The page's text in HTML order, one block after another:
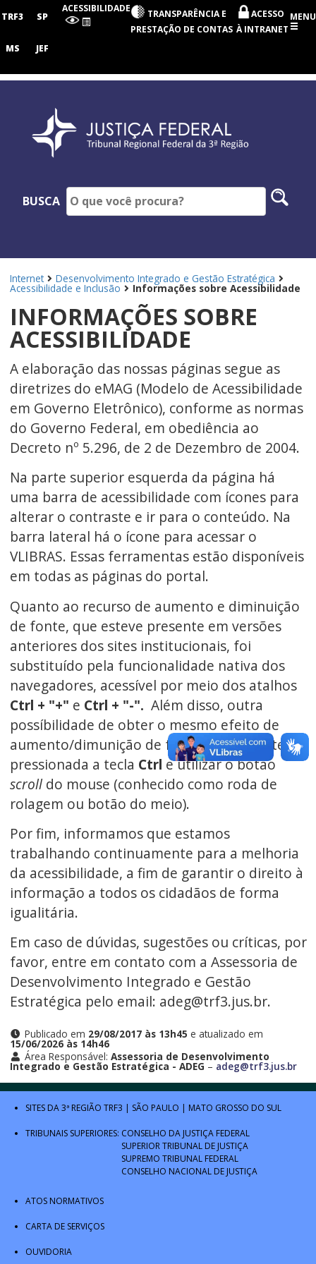
Regional
3ª
TRF3 SP
MS JEF
ACESSIBILIDADE
TRANSPARÊNCIA E
PRESTAÇÃO DE CONTAS
ACESSO
À INTRANET
MENU
BUSCA
Internet Desenvolvimento Integrado e Gestão Estratégica
Acessibilidade e Inclusão Informações sobre Acessibilidade
INFORMAÇÕES SOBRE
ACESSIBILIDADE
A elaboração das nossas páginas segue as
diretrizes do eMAG (Modelo de Acessibilidade
em Governo Eletrônico), conforme as normas
do Governo Federal, em obediência ao
Decreto nº 5.296, de 2 de Dezembro de 2004.
Na parte superior esquerda da página há
uma barra de acessibilidade com ícones para
alterar o contraste e ir para o conteúdo. Na
barra lateral há o ícone para acessar o
VLIBRAS. Essas ferramentas estão disponíveis
em todas as páginas do portal.
Quanto ao recurso de aumento e diminuição
de fonte, que esteve presente em versões
anteriores dos sites institucionais, foi
substituído pela funcionalidade nativa dos
navegadores, acessível por meio dos atalhos
Ctrl + "+" e Ctrl + "-". Além disso, outra
possíbilidade de obter o mesmo efeito de
aumento/dimunição de fonte, seria manter
pressionada a tecla Ctrl e utilizar o botão
scroll do mouse (conhecido como roda de
rolagem ou botão do meio).
Por fim, informamos que estamos
trabalhando continuamente para a melhoria
da acessibilidade, a fim de garantir o direito à
informação a todos os cidadãos de forma
igualitária.
Em caso de dúvidas, sugestões ou críticas, por
favor, entre em contato com a Assessoria de
Desenvolvimento Integrado e Gestão
Estratégica pelo email: adeg@trf3.jus.br.
Publicado em 29/08/2017 às 13h45 e atualizado em
15/06/2026 às 14h46
Área Responsável: Assessoria de Desenvolvimento
Integrado e Gestão Estratégica - ADEG – adeg@trf3.jus.br
SITES DA 3ª REGIÃO TRF3 | SÃO PAULO | MATO GROSSO DO SUL
TRIBUNAIS SUPERIORES: CONSELHO DA JUSTIÇA FEDERAL
SUPERIOR TRIBUNAL DE JUSTIÇA
SUPREMO TRIBUNAL FEDERAL
CONSELHO NACIONAL DE JUSTIÇA
ATOS NORMATIVOS
CARTA DE SERVIÇOS
OUVIDORIA